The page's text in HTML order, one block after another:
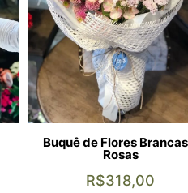
Buquê de Flores
Rosas
R$318,00